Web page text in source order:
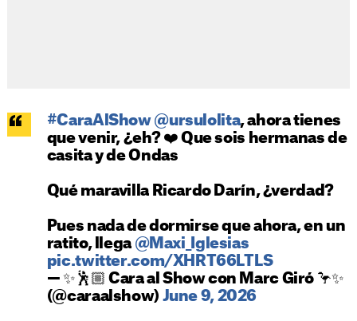
#CaraAlShow @ursulolita, ahora tienes
que venir, ¿eh? ❤️ Que sois hermanas de
casita y de Ondas
Qué maravilla Ricardo Darín, ¿verdad?
Pues nada de dormirse que ahora, en un
ratito, llega @Maxi_Iglesias
pic.twitter.com/XHRT66LTLS
— ✨🕺🏼 Cara al Show con Marc Giró 🦩✨
(@caraalshow) June 9, 2026